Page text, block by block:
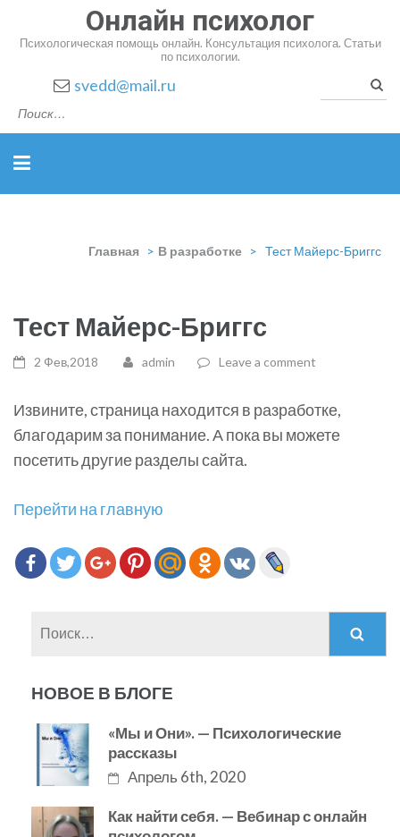
Онлайн психолог
Психологическая помощь онлайн. Консультация психолога. Статьи
по психологии.
svedd@mail.ru
Главная > В разработке > Тест Майерс-Бриггс
Тест Майерс-Бриггс
2 Фев,2018 admin Leave a comment
Извините, страница находится в разработке,
благодарим за понимание. А пока вы можете
посетить другие разделы сайта.
Перейти на главную
НОВОЕ В БЛОГЕ
«Мы и Они». — Психологические
рассказы
Апрель 6th, 2020
Как найти себя. — Вебинар с онлайн